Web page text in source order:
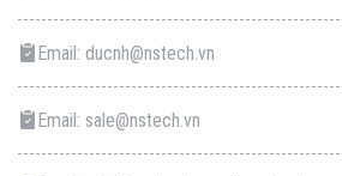
Email: ducnh@nstech.vn
Email: sale@nstech.vn